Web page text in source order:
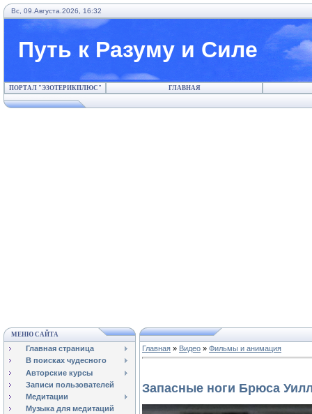
Вс, 09.Августа.2026, 16:32
Путь к Разуму и Силе
ПОРТАЛ "ЭЗОТЕРИКПЛЮС" ГЛАВНАЯ
МЕНЮ САЙТА
Главная страница
В поисках чудесного
Авторские курсы
Записи пользователей
Медитации
Музыка для медитаций
Главная » Видео » Фильмы и анимация
Запасные ноги Брюса